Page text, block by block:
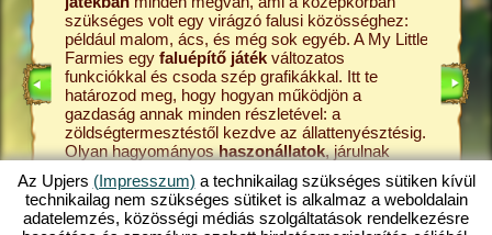
szükséges volt egy virágzó falusi közösséghez:
például malom, ács, és még sok egyéb. A My Little
Farmies egy faluépítő játékváltozatos
funkciókkal és csoda szép grafikákkal. Itt te
határozod meg, hogy hogyan működjön a
gazdaság annak minden részletével: a
zöldségtermesztéstől kezdve az állattenyésztésig.
Olyan hagyományoshaszonállatok, járulnak
mangalica sertésvagy a gyapjas tyúk. Hozz létre
egy virágzó gazdaságot a My Little Farmies
játékban, amely azonline játékokegyik
kezdd
farmos
játék.
pedig
My
hát ki a
Fedezd
Az Upjers (Impresszum) a technikailag szükséges sütiken kívül
technikailag nem szükséges sütiket is alkalmaz a weboldalain
adatelemzés, közösségi médiás szolgáltatások rendelkezésre